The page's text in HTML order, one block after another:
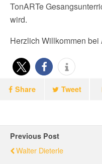
TonARTe
wird.
Herzlich Willkommen
Share Tweet
Previous Post
Walter Dieterle